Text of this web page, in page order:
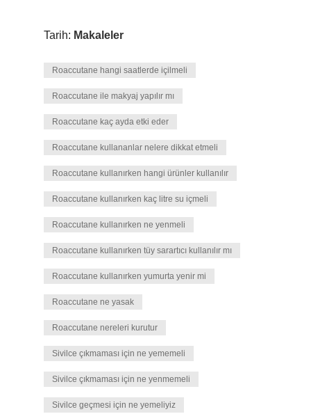
Tarih: Makaleler
Roaccutane hangi saatlerde içilmeli
Roaccutane ile makyaj yapılır mı
Roaccutane kaç ayda etki eder
Roaccutane kullananlar nelere dikkat etmeli
Roaccutane kullanırken hangi ürünler kullanılır
Roaccutane kullanırken kaç litre su içmeli
Roaccutane kullanırken ne yenmeli
Roaccutane kullanırken tüy sarartıcı kullanılır mı
Roaccutane kullanırken yumurta yenir mi
Roaccutane ne yasak
Roaccutane nereleri kurutur
Sivilce çıkmaması için ne yememeli
Sivilce çıkmaması için ne yenmemeli
Sivilce geçmesi için ne yemeliyiz